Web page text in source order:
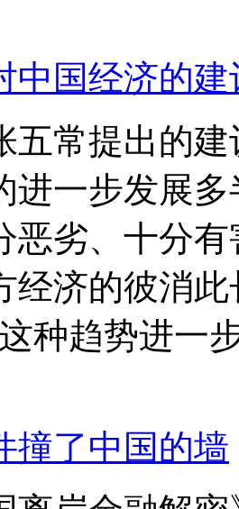
中国经济的
五常提出的
进一步发展
恶劣、十分
经济的彼消
种趋势进一
撞了中国的墙